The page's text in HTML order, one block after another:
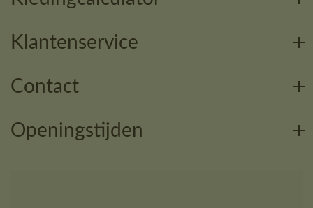
Klantenservice
Contact
Openingstijden